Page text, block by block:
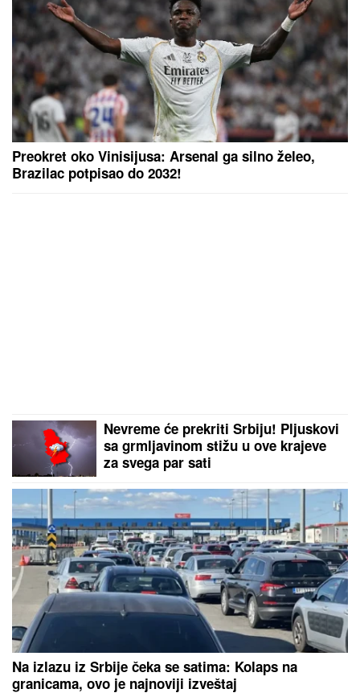
Preokret oko Vinisijusa: Arsenal ga silno želeo,
Brazilac potpisao do 2032!
Nevreme će prekriti Srbiju! Pljuskovi
sa grmljavinom stižu u ove krajeve
za svega par sati
Na izlazu iz Srbije čeka se satima: Kolaps na
granicama, ovo je najnoviji izveštaj